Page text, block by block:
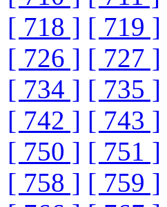
[ 718 ] [ 719 ]
[ 726 ] [ 727 ]
[ 734 ] [ 735 ]
[ 742 ] [ 743 ]
[ 750 ] [ 751 ]
[ 758 ] [ 759 ]